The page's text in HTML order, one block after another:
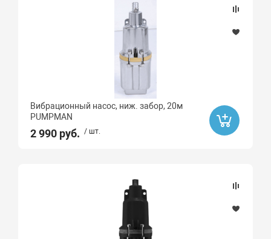
Pumpman
Oasis
Вибрационный насос, ниж. забор, 20м
PUMPMAN
2 990 руб. / шт.